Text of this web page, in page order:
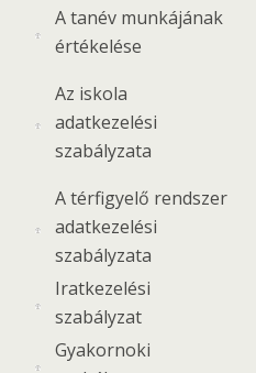
A tanév munkájának
értékelése
Az iskola
adatkezelési
szabályzata
A térfigyelő rendszer
adatkezelési
szabályzata
Iratkezelési
szabályzat
Gyakornoki